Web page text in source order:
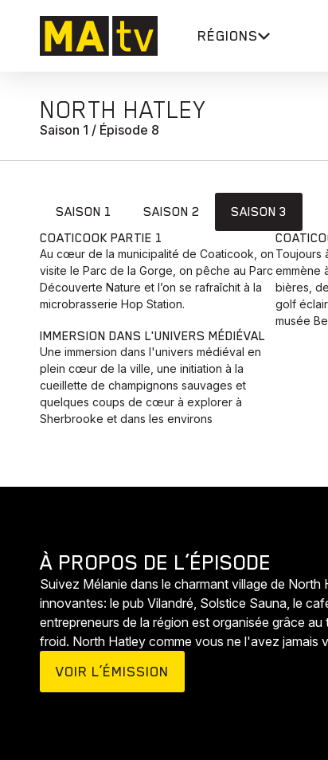
RÉGIONS
NORTH HATLEY
Saison 1 / Épisode 8
SAISON 1 SAISON 2
SAISON 3
COATICOOK PARTIE 1
Au cœur de la municipalité de Coaticook, on
visite le Parc de la Gorge, on pêche au Parc
Découverte Nature et l’on se rafraîchit à la
microbrasserie Hop Station.
Toujours
emmène
bières,
golf
musée
IMMERSION DANS L'UNIVERS MÉDIÉVAL
Une immersion dans l'univers médiéval en
plein cœur de la ville, une initiation à la
cueillette de champignons sauvages et
quelques coups de cœur à explorer à
Sherbrooke et dans les environs
À PROPOS DE L’ÉPISODE
Suivez Mélanie dans le charmant village de
innovantes: le pub Vilandré, Solstice Sauna, le
entrepreneurs de la région est organisée grâce
froid. North Hatley comme vous ne l'avez jamais
VOIR L’ÉMISSION